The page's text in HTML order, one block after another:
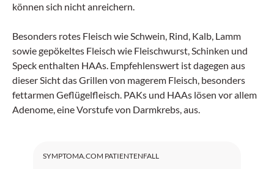
können sich nicht anreichern.
Besonders rotes Fleisch wie Schwein, Rind, Kalb, Lamm
sowie gepökeltes Fleisch wie Fleischwurst, Schinken und
Speck enthalten HAAs. Empfehlenswert ist dagegen aus
dieser Sicht das Grillen von magerem Fleisch, besonders
fettarmen Geflügelfleisch. PAKs und HAAs lösen vor allem
Adenome, eine Vorstufe von Darmkrebs, aus.
SYMPTOMA.COM PATIENTENFALL